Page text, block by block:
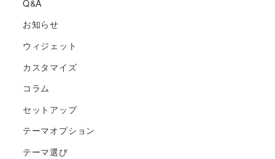
Q&A
お知らせ
ウィジェット
カスタマイズ
コラム
セットアップ
テーマオプション
テーマ選び